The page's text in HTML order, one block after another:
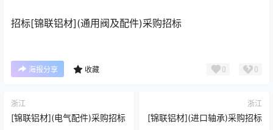
招标[锦联铝材](通用阀及配件)采购招标
海报分享 收藏 0 0
浙江
[锦联铝材](电气配件)采购招标
浙江
[锦联铝材](进口轴承)采购招标